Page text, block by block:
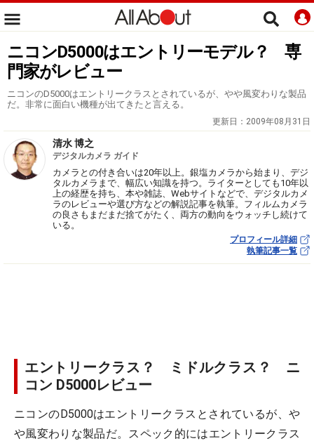
ニコンD5000はエントリーモデル？ 専
門家がレビュー
ニコンのD5000はエントリークラスとされているが、やや風変わりな製品
だ。非常に面白い機種が出てきたと言える。
更新日： 2009年08月31日
清水 博之
デジタルカメラ ガイド
カメラとの付き合いは20年以上。銀塩カメラから始まり、デジ
タルカメラまで、幅広い知識を持つ。ライターとしても10年以
上の経歴を持ち、本や雑誌、Webサイトなどで、デジタルカメ
ラのレビューや選び方などの解説記事を執筆。フィルムカメラ
の良さもまだまだ捨てがたく、両方の動向をウォッチし続けて
いる。
プロフィール詳細
執筆記事一覧
エントリークラス？ ミドルクラス？ ニ
コン D5000レビュー
ニコンのD5000はエントリークラスとされているが、や
や風変わりな製品だ。スペック的にはエントリークラス